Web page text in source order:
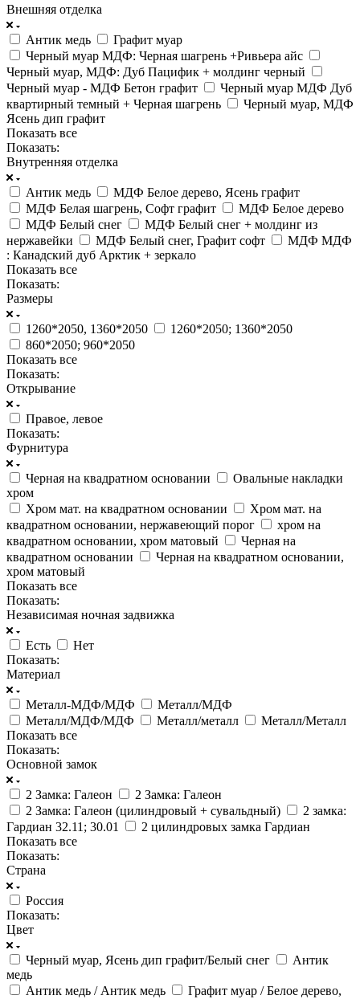
Внешняя отделка
Антик медь
Графит муар
Черный муар МДФ: Черная шагрень +Ривьера айс
Черный муар, МДФ: Дуб Пацифик + молдинг черный
Черный муар - МДФ Бетон графит
Черный муар МДФ Дуб
квартирный темный + Черная шагрень
Черный муар, МДФ
Ясень дип графит
Показать все
Показать:
Внутренняя отделка
Антик медь
МДФ Белое дерево, Ясень графит
МДФ Белая шагрень, Софт графит
МДФ Белое дерево
МДФ Белый снег
МДФ Белый снег + молдинг из
нержавейки
МДФ Белый снег, Графит софт
МДФ МДФ
: Канадский дуб Арктик + зеркало
Показать все
Показать:
Размеры
1260*2050, 1360*2050
1260*2050; 1360*2050
860*2050; 960*2050
Показать все
Показать:
Открывание
Правое, левое
Показать:
Фурнитура
Черная на квадратном основании
Овальные накладки
хром
Хром мат. на квадратном основании
Хром мат. на
квадратном основании, нержавеющий порог
хром на
квадратном основании, хром матовый
Черная на
квадратном основании
Черная на квадратном основании,
хром матовый
Показать все
Показать:
Независимая ночная задвижка
Есть
Нет
Показать:
Материал
Металл-МДФ/МДФ
Металл/МДФ
Металл/МДФ/МДФ
Металл/металл
Металл/Металл
Показать все
Показать:
Основной замок
2 Замка: Галеон
2 Замка: Галеон
2 Замка: Галеон (цилиндровый + сувальдный)
2 замка:
Гардиан 32.11; 30.01
2 цилиндровых замка Гардиан
Показать все
Показать:
Страна
Россия
Показать:
Цвет
Черный муар, Ясень дип графит/Белый снег
Антик
медь
Антик медь / Антик медь
Графит муар / Белое дерево,